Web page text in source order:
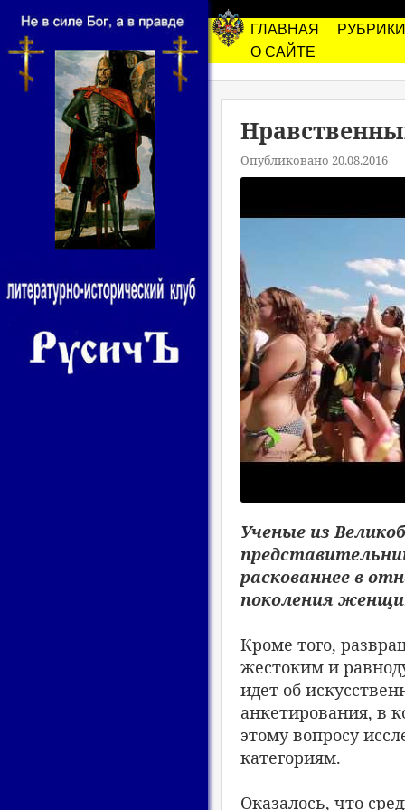
ГЛАВНАЯ
РУБРИКИ
О САЙТЕ
Опубликовано 20.08.2016
Ученые из
раскованнее в
поколения
Кроме того,
жестоким и
идет об
анкетирования, в
этому вопросу
категориям.
Оказалось, что